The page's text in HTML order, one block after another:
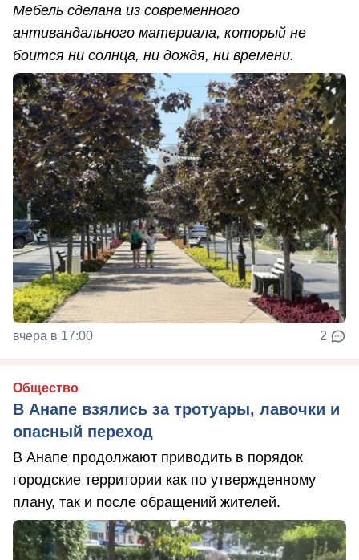
Мебель сделана из современного
антивандального материала, который не
боится ни солнца, ни дождя, ни времени.
вчера в 17:00 2
Общество
В Анапе взялись за тротуары, лавочки и
опасный переход
В Анапе продолжают приводить в порядок
городские территории как по утвержденному
плану, так и после обращений жителей.